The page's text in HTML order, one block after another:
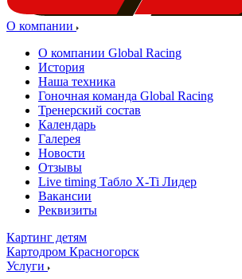
О компании
О компании Global Racing
История
Наша техника
Гоночная команда Global Racing
Тренерский состав
Календарь
Галерея
Новости
Отзывы
Live timing Табло X-Ti Лидер
Вакансии
Реквизиты
Картинг детям
Картодром Красногорск
Услуги